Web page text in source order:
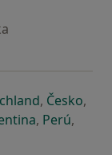
záložce
v nové záložce
se otevře v
, Českose
,
záložce
v nové
se otevře v
, Perúse
,